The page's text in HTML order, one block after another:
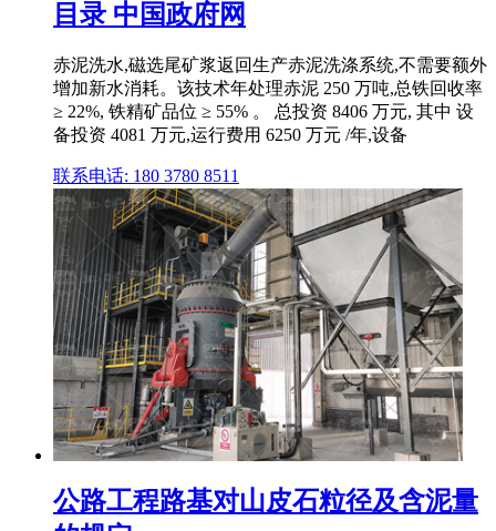
目录 中国政府网
赤泥洗水,磁选尾矿浆返回生产赤泥洗涤系统,不需要额外
增加新水消耗。该技术年处理赤泥 250 万吨,总铁回收率
≥ 22%, 铁精矿品位 ≥ 55% 。 总投资 8406 万元, 其中 设
备投资 4081 万元,运行费用 6250 万元 /年,设备
联系电话: 180 3780 8511
公路工程路基对山皮石粒径及含泥量